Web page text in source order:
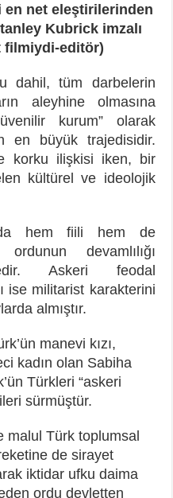
net eleştirilerinden
Kubrick imzalı
filmiydi-editör)
dahil, tüm darbelerin
aleyhine olmasına
kurum” olarak
en büyük trajedisidir.
korku ilişkisi iken, bir
kültürel ve ideolojik
hem fiili hem de
devamlılığı
Askeri feodal
ise militarist karakterini
almıştır.
manevi kızı,
kadın olan Sabiha
Türkleri “askeri
ileri sürmüştür.
malul Türk toplumsal
de sirayet
iktidar ufku daima
ordu devletten